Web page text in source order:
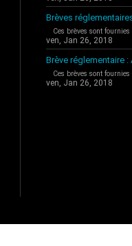
Brèves
Ces brèves sont
ven, Jan 26, 2018
Brève réglementaire :
Ces brèves sont
ven, Jan 26, 2018